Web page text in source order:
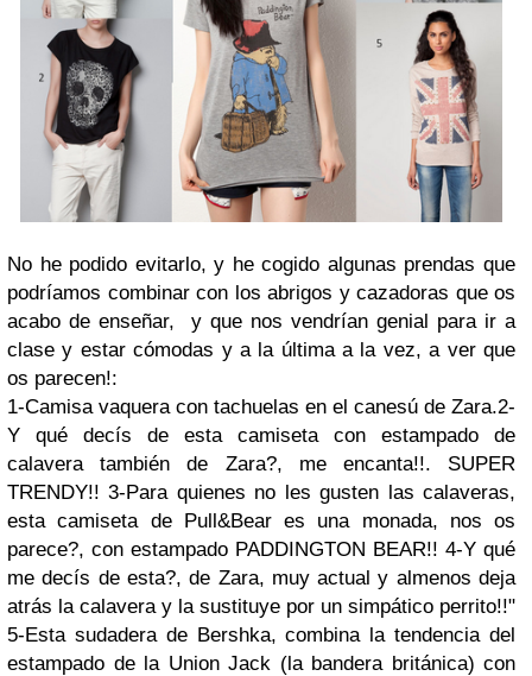
No he podido evitarlo, y he cogido algunas prendas que
podríamos combinar con los abrigos y cazadoras que os
acabo de enseñar, y que nos vendrían genial para ir a
clase y estar cómodas y a la última a la vez, a ver que
os parecen!:
1-Camisa vaquera con tachuelas en el canesú de Zara.2-
Y qué decís de esta camiseta con estampado de
calavera también de Zara?, me encanta!!. SUPER
TRENDY!! 3-Para quienes no les gusten las calaveras,
esta camiseta de Pull&Bear es una monada, nos os
parece?, con estampado PADDINGTON BEAR!! 4-Y qué
me decís de esta?, de Zara, muy actual y almenos deja
atrás la calavera y la sustituye por un simpático perrito!!"
5-Esta sudadera de Bershka, combina la tendencia del
estampado de la Union Jack (la bandera británica) con